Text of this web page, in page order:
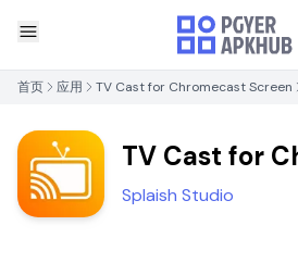
首页 应用 TV Cast for Chromecast Screen
TV Cast for
Screen
Splaish Studio